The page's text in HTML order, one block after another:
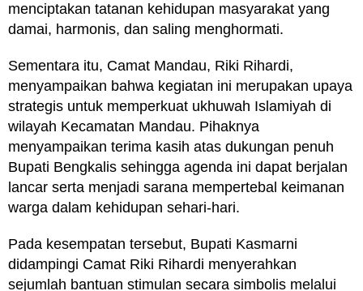
menciptakan tatanan kehidupan masyarakat yang
damai, harmonis, dan saling menghormati.
Sementara itu, Camat Mandau, Riki Rihardi,
menyampaikan bahwa kegiatan ini merupakan upaya
strategis untuk memperkuat ukhuwah Islamiyah di
wilayah Kecamatan Mandau. Pihaknya
menyampaikan terima kasih atas dukungan penuh
Bupati Bengkalis sehingga agenda ini dapat berjalan
lancar serta menjadi sarana mempertebal keimanan
warga dalam kehidupan sehari-hari.
Pada kesempatan tersebut, Bupati Kasmarni
didampingi Camat Riki Rihardi menyerahkan
sejumlah bantuan stimulan secara simbolis melalui